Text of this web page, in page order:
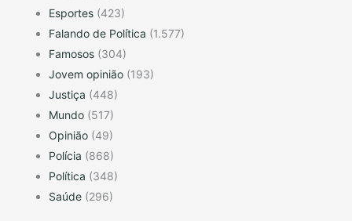
Esportes (423)
Falando de Política (1.577)
Famosos (304)
Jovem opinião (193)
Justiça (448)
Mundo (517)
Opinião (49)
Polícia (868)
Política (348)
Saúde (296)